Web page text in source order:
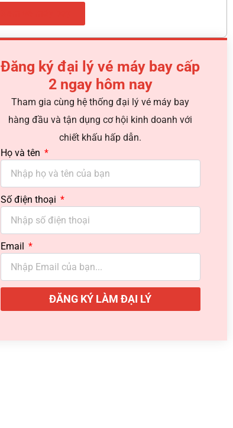
Đăng ký đại lý vé máy bay cấp
2 ngay hôm nay
Tham gia cùng hệ thống đại lý vé máy bay
hàng đầu và tận dụng cơ hội kinh doanh với
chiết khấu hấp dẫn.
Họ và tên
Số điện thoại
Email
ĐĂNG KÝ LÀM ĐẠI LÝ